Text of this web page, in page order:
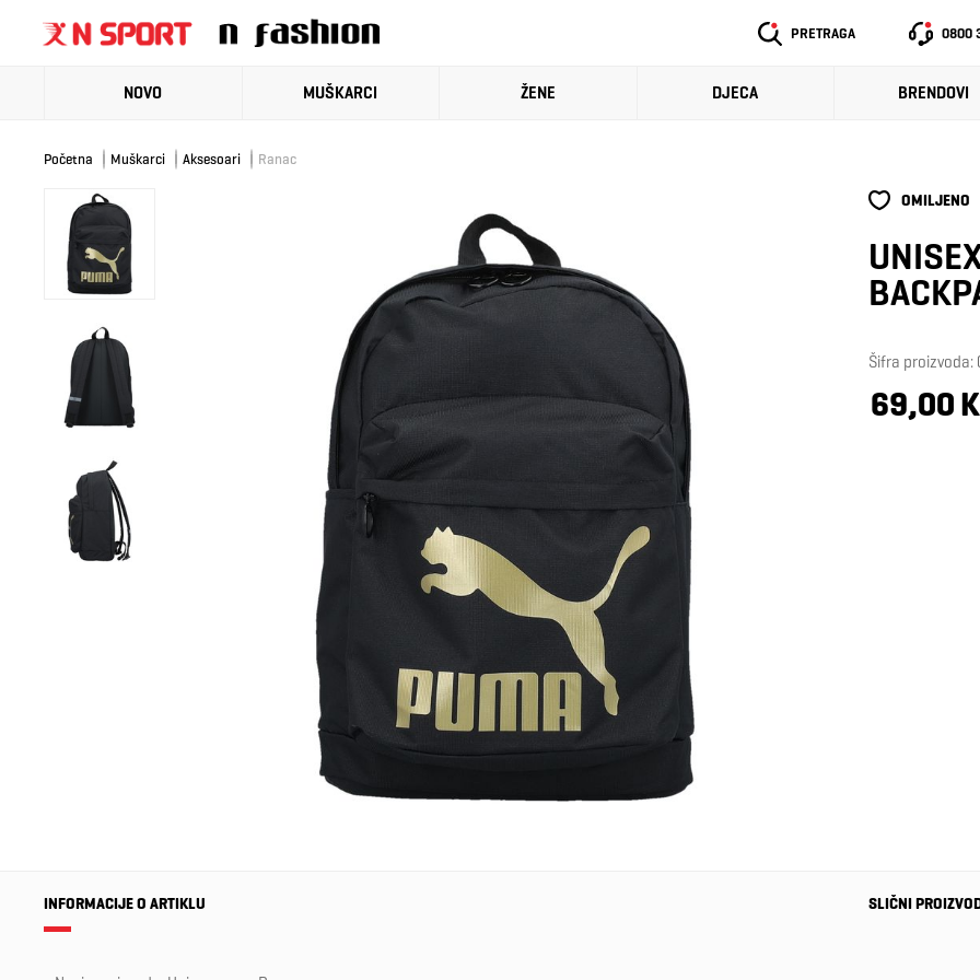
PRETRAGA 0800
NOVO MUŠKARCI ŽENE DJECA BRENDOVI
Početna Muškarci Aksesoari Ranac
OMILJENO
Šifra
69,00
INFORMACIJE O ARTIKLU SLIČNI